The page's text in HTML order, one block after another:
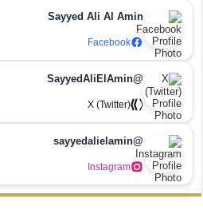
Sayyed Ali Al Amin
Facebook
@SayyedAliElAmin
X (Twitter)
@sayyedalielamin
Instagram